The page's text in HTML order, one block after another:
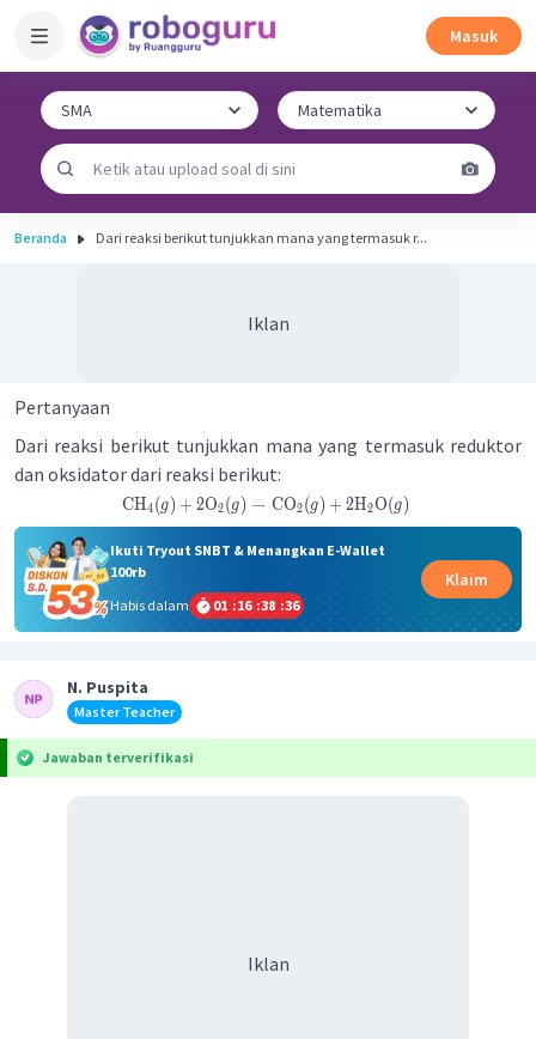
Masuk
Beranda Dari reaksi berikut tunjukkan mana yang termasuk r...
Iklan
Pertanyaan
Dari reaksi berikut tunjukkan mana yang termasuk reduktor
dan oksidator dari reaksi berikut:
CH4(g) + 2O2(g) → CO2(g) + 2H2O(g)
Ikuti Tryout SNBT & Menangkan E-Wallet
100rb
Habis dalam
01 :16 :38 :35
Klaim
N. Puspita
Master Teacher
Jawaban terverifikasi
Iklan